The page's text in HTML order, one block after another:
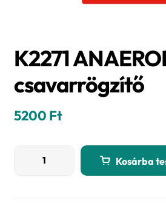
K2271
csavarrögzítő
5200 Ft
Kosárba